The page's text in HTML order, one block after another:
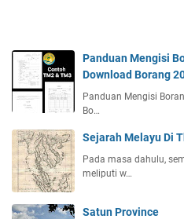
Panduan Mengisi
Download Borang
Panduan Mengisi
Bo…
Sejarah Melayu Di
Pada masa dahulu,
meliputi w…
Satun Province